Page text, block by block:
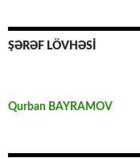
ŞƏRƏF LÖVHƏSİ
Qurban BAYRAMOV